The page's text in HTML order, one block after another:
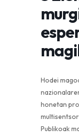
Hodei
honetan
Publikoak